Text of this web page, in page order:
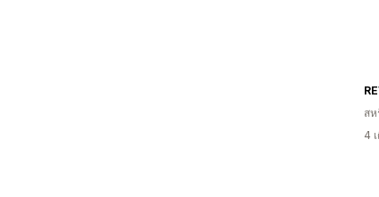
สห
4